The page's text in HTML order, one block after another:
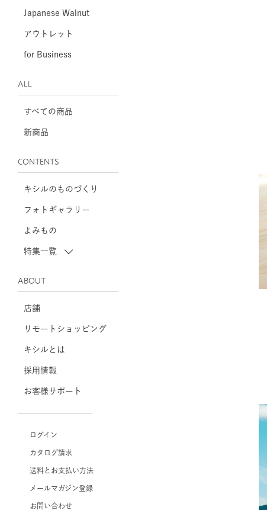
Japanese Walnut
アウトレット
for Business
ALL
すべての商品
新商品
CONTENTS
キシルのものづくり
フォトギャラリー
よみもの
特集一覧
ABOUT
店舗
リモートショッピング
キシルとは
採用情報
お客様サポート
ログイン
カタログ請求
送料とお支払い方法
メールマガジン登録
お問い合わせ